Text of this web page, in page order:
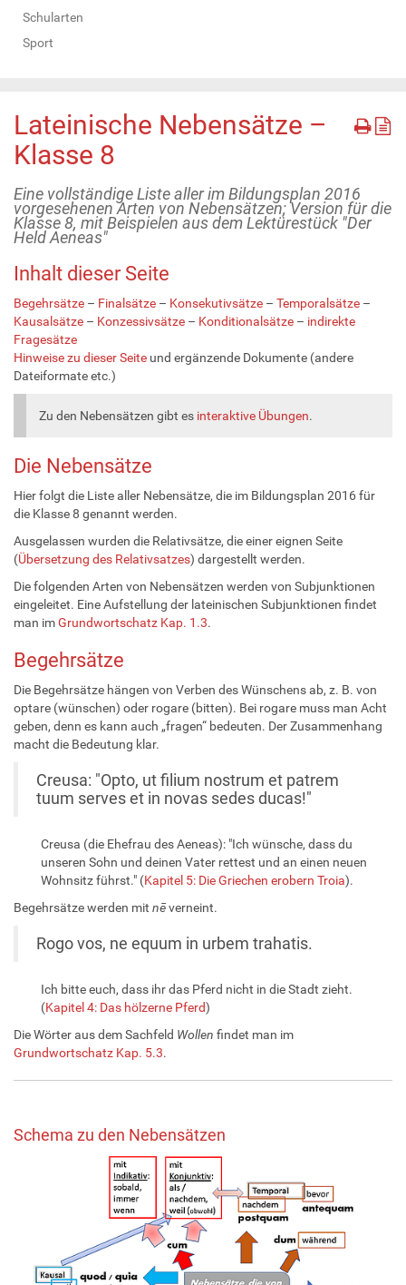
Schularten
Sport
Lateinische Nebensätze –
Klasse 8
Eine vollständige Liste aller im Bildungsplan 2016
vorgesehenen Arten von Nebensätzen; Version für die
Klasse 8, mit Beispielen aus dem Lektürestück "Der
Held Aeneas"
Inhalt dieser Seite
Begehrsätze – Finalsätze – Konsekutivsätze – Temporalsätze –
Kausalsätze – Konzessivsätze – Konditionalsätze – indirekte
Fragesätze
Hinweise zu dieser Seite und ergänzende Dokumente (andere
Dateiformate etc.)
Zu den Nebensätzen gibt es interaktive Übungen.
Die Nebensätze
Hier folgt die Liste aller Nebensätze, die im Bildungsplan 2016 für
die Klasse 8 genannt werden.
Ausgelassen wurden die Relativsätze, die einer eignen Seite
(Übersetzung des Relativsatzes) dargestellt werden.
Die folgenden Arten von Nebensätzen werden von Subjunktionen
eingeleitet. Eine Aufstellung der lateinischen Subjunktionen findet
man imGrundwortschatz Kap. 1.3.
Begehrsätze
Die Begehrsätze hängen von Verben des Wünschens ab, z. B. von
optare (wünschen) oder rogare (bitten). Bei rogare muss man Acht
geben, denn es kann auch „fragen“ bedeuten. Der Zusammenhang
macht die Bedeutung klar.
Creusa: "Opto, ut filium nostrum et patrem
tuum serves et in novas sedes ducas!"
Creusa (die Ehefrau des Aeneas): "Ich wünsche, dass du
unseren Sohn und deinen Vater rettest und an einen neuen
Wohnsitz führst." (Kapitel 5: Die Griechen erobern Troia).
Begehrsätze werden mit nēverneint.
Rogo vos, ne equum in urbem trahatis.
Ich bitte euch, dass ihr das Pferd nicht in die Stadt zieht.
(Kapitel 4: Das hölzerne Pferd)
Die Wörter aus dem Sachfeld Wollen findet man im
Grundwortschatz Kap. 5.3.
Schema zu den Nebensätzen